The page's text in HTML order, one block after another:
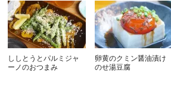
ししとうとパルミジャ
ーノのおつまみ
卵黄のクミン醤油漬け
のせ湯豆腐